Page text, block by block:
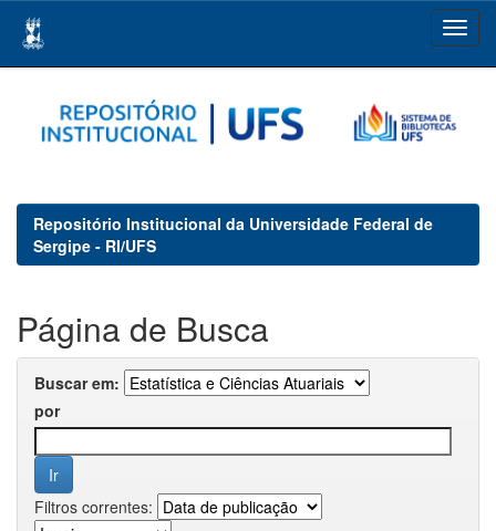
navigation
Repositório Institucional da Universidade Federal de
Sergipe - RI/UFS
Página de Busca
Buscar em:
por
Filtros correntes: